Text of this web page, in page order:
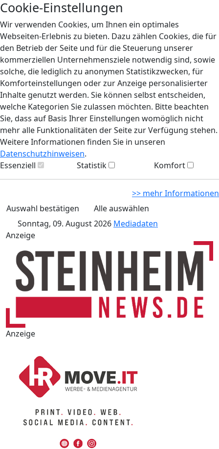
Cookie-Einstellungen
Wir verwenden Cookies, um Ihnen ein optimales
Webseiten-Erlebnis zu bieten. Dazu zählen Cookies, die für
den Betrieb der Seite und für die Steuerung unserer
kommerziellen Unternehmensziele notwendig sind, sowie
solche, die lediglich zu anonymen Statistikzwecken, für
Komforteinstellungen oder zur Anzeige personalisierter
Inhalte genutzt werden. Sie können selbst entscheiden,
welche Kategorien Sie zulassen möchten. Bitte beachten
Sie, dass auf Basis Ihrer Einstellungen womöglich nicht
mehr alle Funktionalitäten der Seite zur Verfügung stehen.
Weitere Informationen finden Sie in unseren
Datenschutzhinweisen.
Essenziell
Statistik Komfort
>> mehr Informationen
Auswahl bestätigen
Alle auswählen
Sonntag, 09. August 2026 Mediadaten
Anzeige
Anzeige